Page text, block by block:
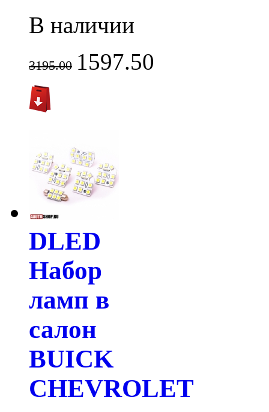
В наличии
3195.00 1597.50
DLED
Набор
ламп в
салон
BUICK
CHEVROLET